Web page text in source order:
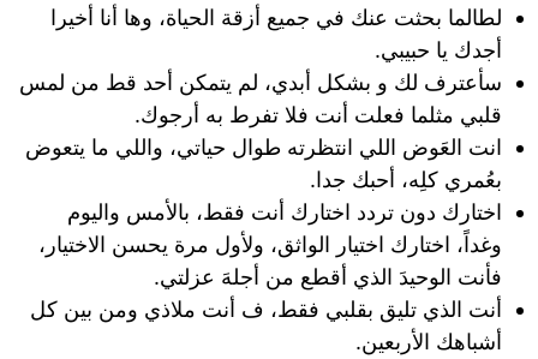
لطالما بحثت عنك في جميع أزقة الحياة، وها أنا أخيرا
أجدك يا حبيبي.
سأعترف لك و بشكل أبدي، لم يتمكن أحد قط من لمس
قلبي مثلما فعلت أنت فلا تفرط به أرجوك.
انت العَوض اللي انتظرته طوال حياتي، واللي ما يتعوض
بعُمري كلِه، أحبك جدا.
اختارك دون تردد اختارك أنت فقط، ‏بالأمس واليوم
وغداً، اختارك اختيار الواثق، ولأول مرة يحسن الاختيار،
فأنت الوحيدَ الذي أقطع من أجلهَ عزلتي.
أنت الذي تليق بقلبي فقط، ف أنت ملاذي ومن بين كل
أشباهك الأربعين.